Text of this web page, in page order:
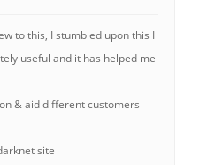
to this, I stumbled upon this I
useful and it has helped me
& aid different customers
site